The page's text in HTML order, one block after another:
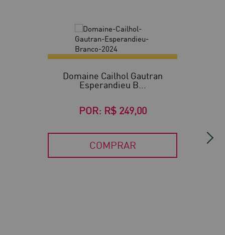
Domaine Cailhol Gautran
Esperandieu B...
POR: R$ 249,00
COMPRAR